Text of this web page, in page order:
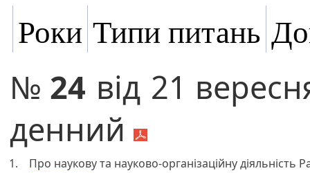
Роки Типи питань
№ 24 від 21
денний
1. Про наукову та науково-організаційну діяльність